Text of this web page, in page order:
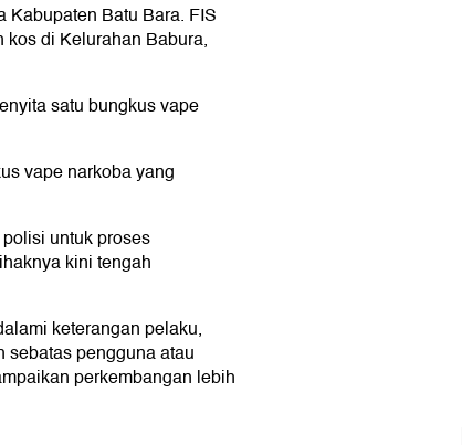
Kabupaten Batu Bara. FIS
di Kelurahan Babura,
satu bungkus vape
vape narkoba yang
untuk proses
kini tengah
keterangan pelaku,
sebatas pengguna atau
perkembangan lebih